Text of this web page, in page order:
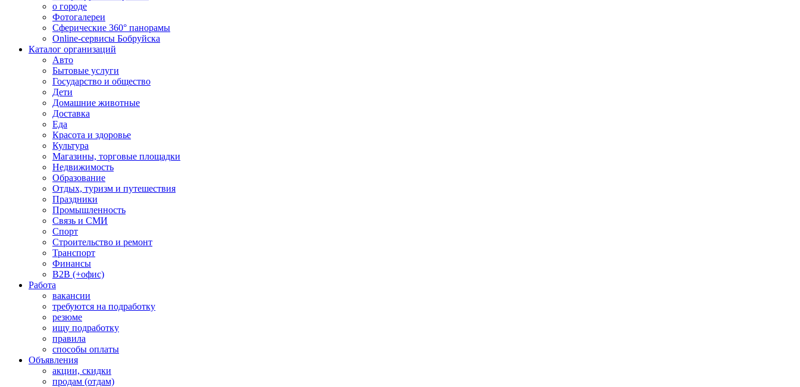
о городе
Фотогалереи
Сферические 360° панорамы
Online-сервисы Бобруйска
Каталог организаций
Авто
Бытовые услуги
Государство и общество
Дети
Домашние животные
Доставка
Еда
Красота и здоровье
Культура
Магазины, торговые площадки
Недвижимость
Образование
Отдых, туризм и путешествия
Праздники
Промышленность
Связь и СМИ
Спорт
Строительство и ремонт
Транспорт
Финансы
B2B (+офис)
Работа
вакансии
требуются на подработку
резюме
ищу подработку
правила
способы оплаты
Объявления
акции, скидки
продам (отдам)